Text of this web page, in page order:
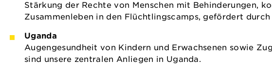
Stärkung der Rechte von Menschen mit Behinderungen,
Zusammenleben in den Flüchtlingscamps, gefördert
Uganda
Augengesundheit von Kindern und Erwachsenen sowie
sind unsere zentralen Anliegen in Uganda.